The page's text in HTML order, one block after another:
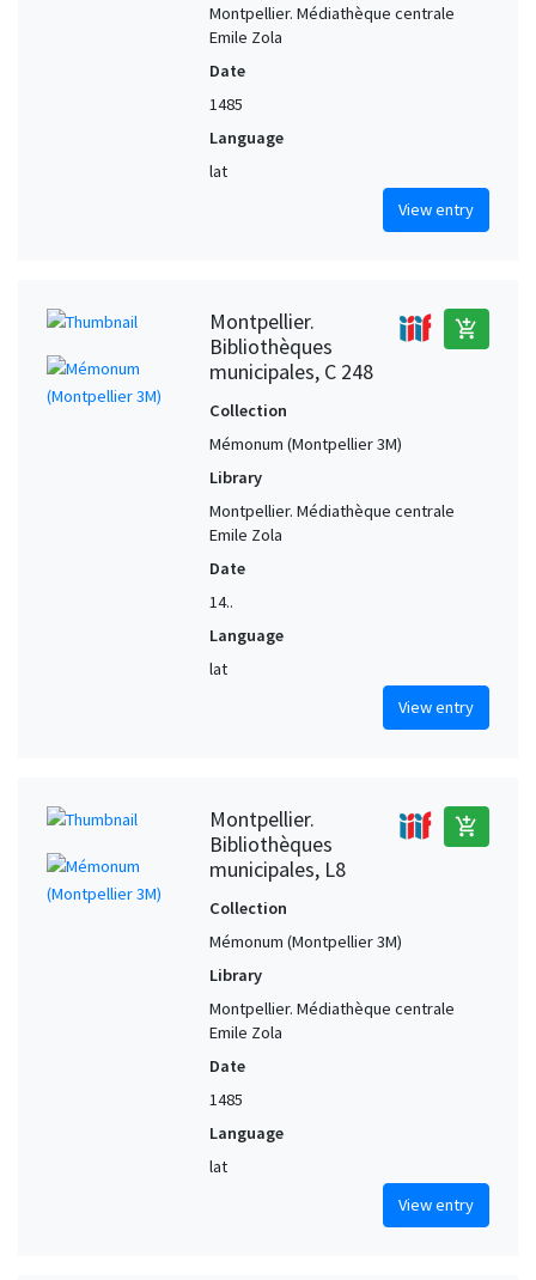
Montpellier. Médiathèque centrale
Emile Zola
Date
1485
Language
lat
View entry
Montpellier.
Bibliothèques
municipales, C 248
add_shopping_cart
Collection
Mémonum (Montpellier 3M)
Library
Montpellier. Médiathèque centrale
Emile Zola
Date
14..
Language
lat
View entry
Montpellier.
Bibliothèques
municipales, L8
add_shopping_cart
Collection
Mémonum (Montpellier 3M)
Library
Montpellier. Médiathèque centrale
Emile Zola
Date
1485
Language
lat
View entry